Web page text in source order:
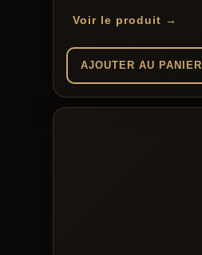
Voir le produit →
AJOUTER AU PANIER